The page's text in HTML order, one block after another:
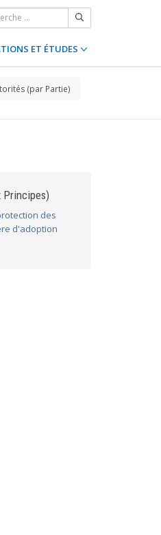
ET ÉTUDES
(par Partie)
Principes)
des
d'adoption